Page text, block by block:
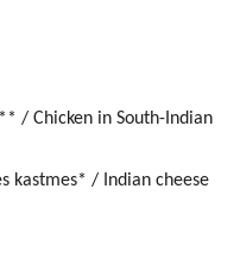
/ Chicken in South-Indian
kastmes* / Indian cheese